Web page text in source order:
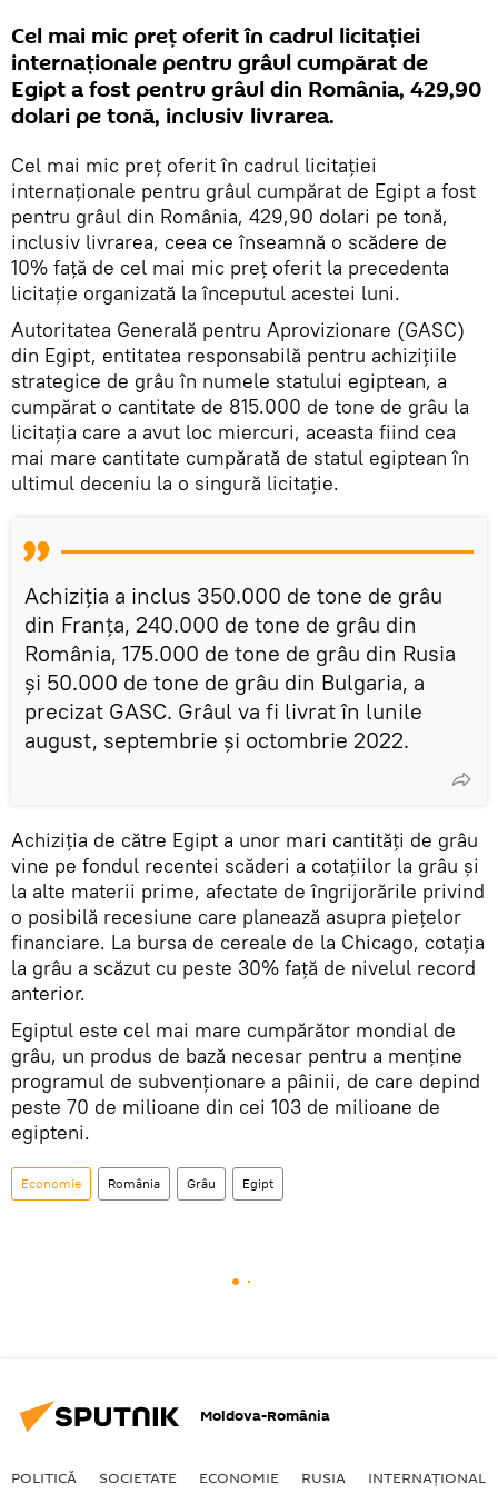
Cel mai mic preţ oferit în cadrul licitaţiei
internaționale pentru grâul cumpărat de
Egipt a fost pentru grâul din România, 429,90
dolari pe tonă, inclusiv livrarea.
Cel mai mic preţ oferit în cadrul licitaţiei
internaționale pentru grâul cumpărat de Egipt a fost
pentru grâul din România, 429,90 dolari pe tonă,
inclusiv livrarea, ceea ce înseamnă o scădere de
10% faţă de cel mai mic preţ oferit la precedenta
licitaţie organizată la începutul acestei luni.
Autoritatea Generală pentru Aprovizionare (GASC)
din Egipt, entitatea responsabilă pentru achiziţiile
strategice de grâu în numele statului egiptean, a
cumpărat o cantitate de 815.000 de tone de grâu la
licitaţia care a avut loc miercuri, aceasta fiind cea
mai mare cantitate cumpărată de statul egiptean în
ultimul deceniu la o singură licitaţie.
Achiziţia a inclus 350.000 de tone de grâu
din Franţa, 240.000 de tone de grâu din
România, 175.000 de tone de grâu din Rusia
şi 50.000 de tone de grâu din Bulgaria, a
precizat GASC. Grâul va fi livrat în lunile
august, septembrie şi octombrie 2022.
Achiziţia de către Egipt a unor mari cantităţi de grâu
vine pe fondul recentei scăderi a cotaţiilor la grâu şi
la alte materii prime, afectate de îngrijorările privind
o posibilă recesiune care planează asupra pieţelor
financiare. La bursa de cereale de la Chicago, cotaţia
la grâu a scăzut cu peste 30% faţă de nivelul record
anterior.
Egiptul este cel mai mare cumpărător mondial de
grâu, un produs de bază necesar pentru a menţine
programul de subvenţionare a pâinii, de care depind
peste 70 de milioane din cei 103 de milioane de
egipteni.
Economie România Grâu Egipt
Moldova-România
POLITICĂ SOCIETATE ECONOMIE RUSIA INTERNAŢIONAL